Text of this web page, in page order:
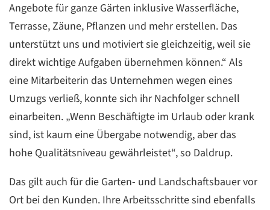
Angebote für ganze Gärten inklusive Wasserfläche,
Terrasse, Zäune, Pflanzen und mehr erstellen. Das
unterstützt uns und motiviert sie gleichzeitig, weil sie
direkt wichtige Aufgaben übernehmen können.“ Als
eine Mitarbeiterin das Unternehmen wegen eines
Umzugs verließ, konnte sich ihr Nachfolger schnell
einarbeiten. „Wenn Beschäftigte im Urlaub oder krank
sind, ist kaum eine Übergabe notwendig, aber das
hohe Qualitätsniveau gewährleistet“, so Daldrup.
Das gilt auch für die Garten- und Landschaftsbauer vor
Ort bei den Kunden. Ihre Arbeitsschritte sind ebenfalls